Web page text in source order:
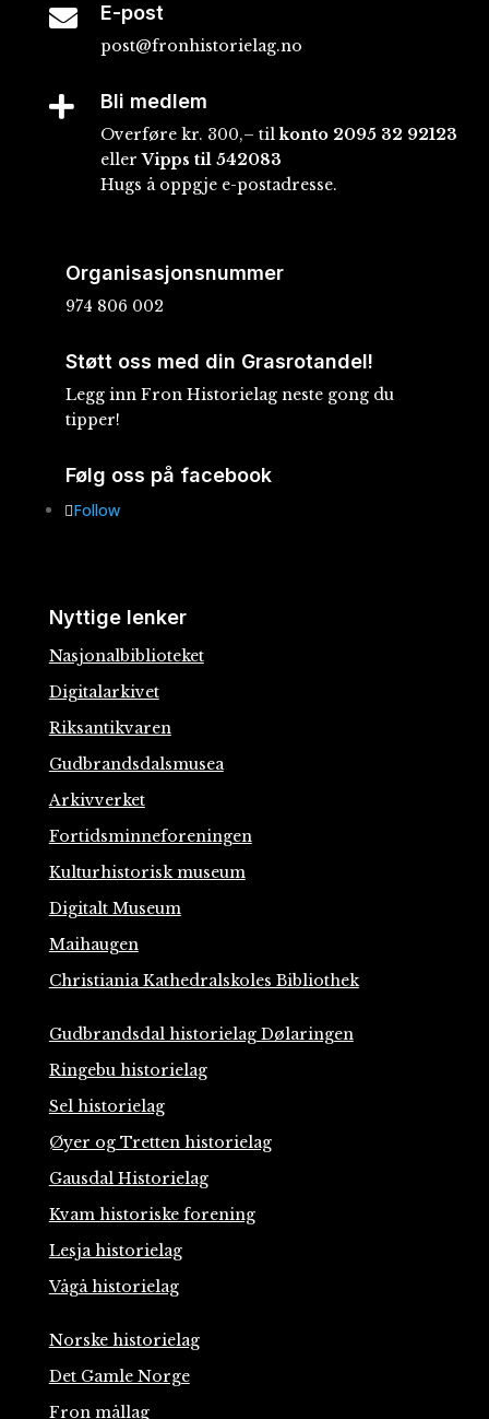
 E-post
post@fronhistorielag.no
 Bli medlem
Overføre kr. 300,– tilkonto 2095 32 92123
ellerVipps til 542083
Hugs å oppgje e-postadresse.
Organisasjonsnummer
974 806 002
Støtt oss med din Grasrotandel!
Legg inn Fron Historielag neste gong du
tipper!
Følg oss på facebook
Follow
Nyttige lenker
Nasjonalbiblioteket
Digitalarkivet
Riksantikvaren
Gudbrandsdalsmusea
Arkivverket
Fortidsminneforeningen
Kulturhistorisk museum
Digitalt Museum
Maihaugen
Christiania Kathedralskoles Bibliothek
Gudbrandsdal historielag Dølaringen
Ringebu historielag
Sel historielag
Øyer og Tretten historielag
Gausdal Historielag
Kvam historiske forening
Lesja historielag
Vågå historielag
Norske historielag
Det Gamle Norge
Fron mållag